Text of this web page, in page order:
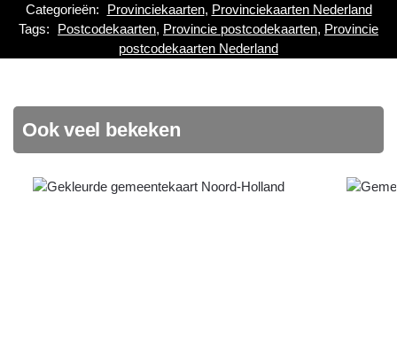
Categorieën: Provinciekaarten, Provinciekaarten Nederland
Tags:
Postcodekaarten, Provincie postcodekaarten, Provincie
postcodekaarten Nederland
Ook veel bekeken